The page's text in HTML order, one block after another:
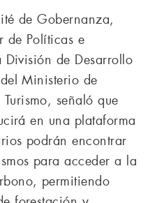
de Gobernanza,
de Políticas e
de Desarrollo
Ministerio de
señaló que
en una plataforma
podrán encontrar
para acceder a la
permitiendo